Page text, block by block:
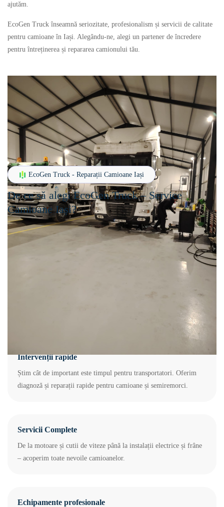
ajutăm.
EcoGen Truck înseamnă seriozitate, profesionalism și servicii de calitate
pentru camioane în Iași. Alegându-ne, alegi un partener de încredere
pentru întreținerea și repararea camionului tău.
EcoGen Truck - Reparații Camioane Iași
De ce să alegi EcoGen Truck – Service
Camioane Iași?
Raport Calitate-Preț Excelent
La EcoGen Truck oferim servicii profesionale de reparații
camioane în Iași, bazate pe experiență, rapiditate și echipamente
Intervenții rapide
Știm cât de important este timpul pentru transportatori. Oferim
diagnoză și reparații rapide pentru camioane și semiremorci.
Servicii Complete
De la motoare și cutii de viteze până la instalații electrice și frâne
– acoperim toate nevoile camioanelor.
Echipamente profesionale